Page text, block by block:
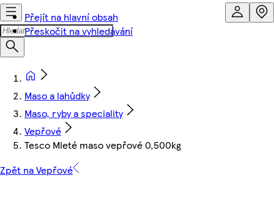
Přejít na hlavní obsah
Přeskočit na vyhledávání
Maso a lahůdky
Maso, ryby a speciality
Vepřové
Tesco Mleté maso vepřové 0,500kg
Zpět na Vepřové